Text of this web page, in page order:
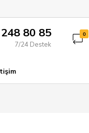
80 85
7/24 Destek
0